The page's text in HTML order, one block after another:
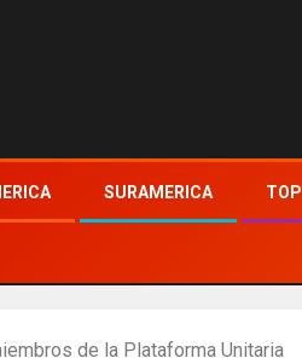
SURAMERICA TOP
de la Plataforma Unitaria